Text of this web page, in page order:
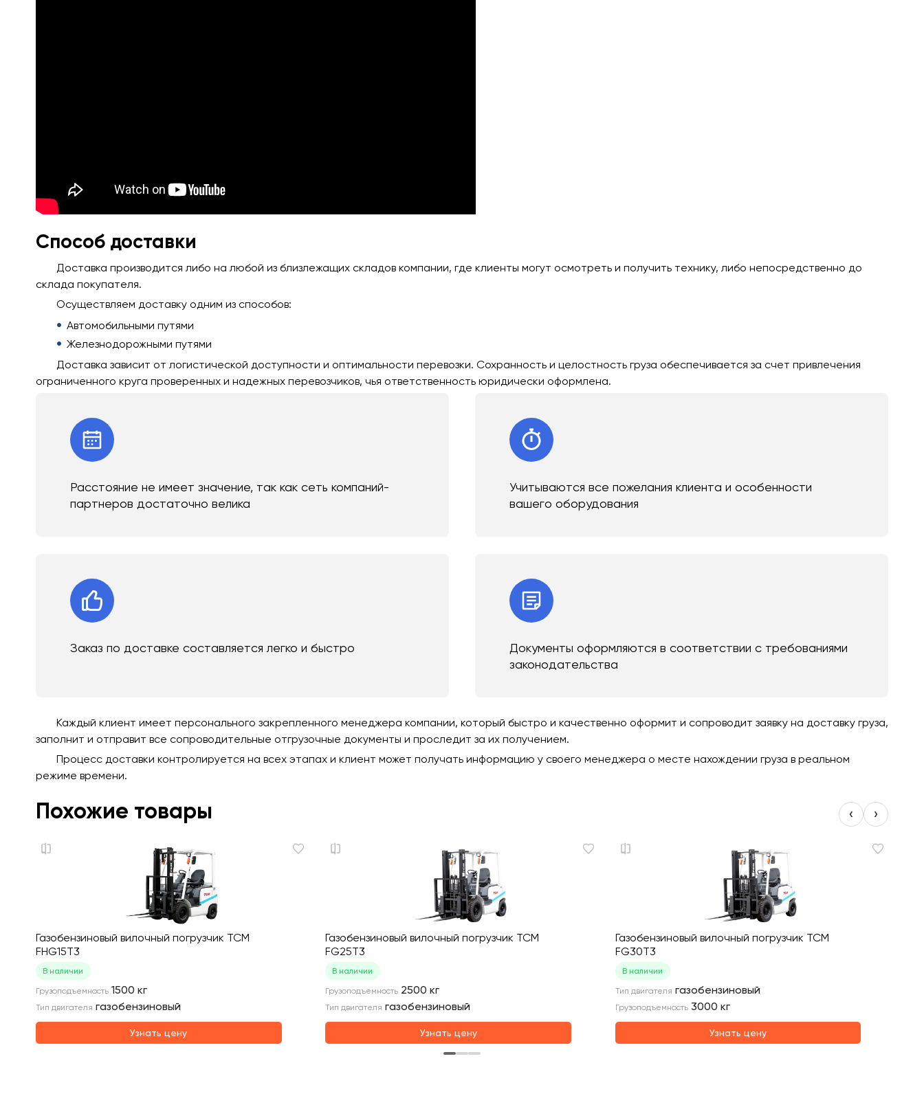
Способ доставки
Доставка производится либо на любой из близлежащих складов компании, где клиенты могут осмотреть и получить технику, либо непосредственно до
склада покупателя.
Осуществляем доставку одним из способов:
Автомобильными путями
Железнодорожными путями
Доставка зависит от логистической доступности и оптимальности перевозки. Сохранность и целостность груза обеспечивается за счет привлечения
ограниченного круга проверенных и надежных перевозчиков, чья ответственность юридически оформлена.
Расстояние не имеет значение, так как сеть компаний-
партнеров достаточно велика
Учитываются все пожелания клиента и особенности
вашего оборудования
Заказ по доставке составляется легко и быстро
Документы оформляются в соответствии с требованиями
законодательства
Каждый клиент имеет персонального закрепленного менеджера компании, который быстро и качественно оформит и сопроводит заявку на доставку груза,
заполнит и отправит все сопроводительные отгрузочные документы и проследит за их получением.
Процесс доставки контролируется на всех этапах и клиент может получать информацию у своего менеджера о месте нахождении груза в реальном
режиме времени.
Похожие товары ‹ ›
Газобензиновый вилочный погрузчик TCM
FHG15T3
В наличии
Грузоподъемность 1500 кг
Тип двигателя газобензиновый
Узнать цену
Газобензиновый вилочный погрузчик TCM
FG25T3
В наличии
Грузоподъемность 2500 кг
Тип двигателя газобензиновый
Узнать цену
Газобензиновый вилочный погрузчик TCM
FG30T3
В наличии
Тип двигателя газобензиновый
Грузоподъемность 3000 кг
Узнать цену